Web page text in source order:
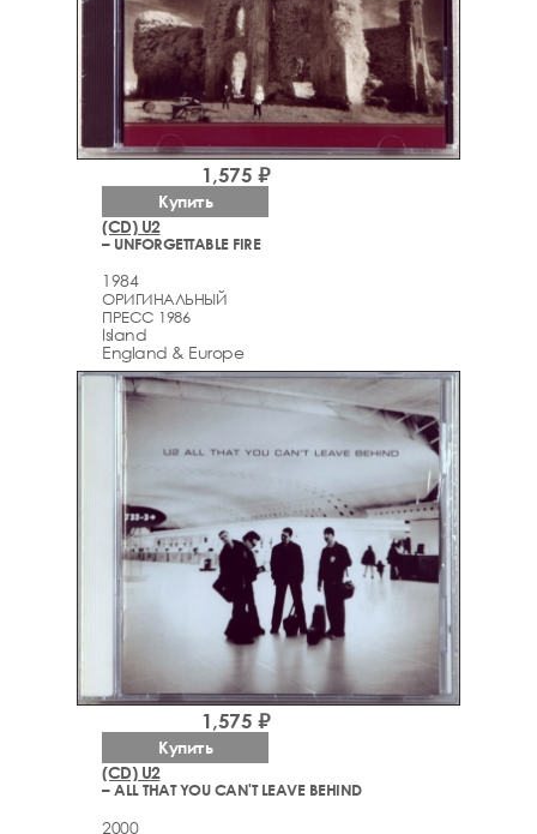
(CD) U2
– UNFORGETTABLE FIRE
1984
ОРИГИНАЛЬНЫЙ
ПРЕСС 1986
Island
England & Europe
1,575 ₽
Купить
(CD) U2
– ALL THAT YOU CAN'T LEAVE BEHIND
2000
1,575 ₽
Купить